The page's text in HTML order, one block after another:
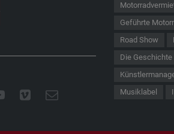
Teddy Herz - Der
Geführte
Road Show
Die Geschichte
Musiklabel